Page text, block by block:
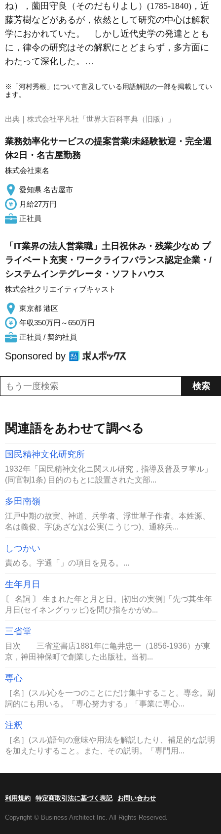
ね），薗田守良（そのだもりよし）(1785‐1840)， 近
藤芳樹などがあるが，依然として研究の中心は解釈
学におかれていた。 しかし近代史学の発達ととも
に，律令の研究はその解釈にとどまらず，多方面に
わたって深化した。…
※「河村秀根」について言及している用語解説の一部を掲載してい
ます。
出典｜ 株式会社平凡社「世界大百科事典（旧版）」
業務効率化サービスの提案営業/未経験歓迎・完全週
休2日・名古屋勤務
株式会社東名
愛知県 名古屋市
月給27万円
正社員
「IT業界の法人営業職」土日祝休み・残業少なめ プ
ライベート充実・ワークライフバランス認定企業・/
システムインテグレータ・ソフトハウス
株式会社クリエイティブキャスト
東京都 港区
年収350万円～650万円
正社員 / 契約社員
Sponsored by
関連語をあわせて調べる
国民精神文化研究所
1932年「国民精神文化ニ関スル研究，指導及普及ヲ掌ル」
(同官制1条) 目的のもとに設置された文部...
多田南嶺
江戸中期の故実、神道、兵学者、浮世草子作者。本姓源、
名は義俊、字(あざな)は公実(こうじつ)、通称兵...
しつかい
責める。字通「」の項目を見る。...
生年月日
〘 名詞 〙 生まれた年と月と日。[初出の実例]「先づ其生年
月日(セイネングヮッピ)を問ひ指をかがめ...
三省堂
目次 三省堂書店1881年に亀井忠一（1856-1936）が東
京，神田神保町で創業した出版社。当初...
専心
［名］(スル)心を一つのことにだけ集中すること。専念。副
詞的にも用いる。「専心努力する」「事業に専心...
注釈
［名］(スル)語句の意味や用法を解説したり、補足的な説明
を加えたりすること。また、その説明。「専門用...
利用規約 特定商取引法に基づく表記 お問い合わせ
Copyright © Business Architect Inc. All Rights Reserved.